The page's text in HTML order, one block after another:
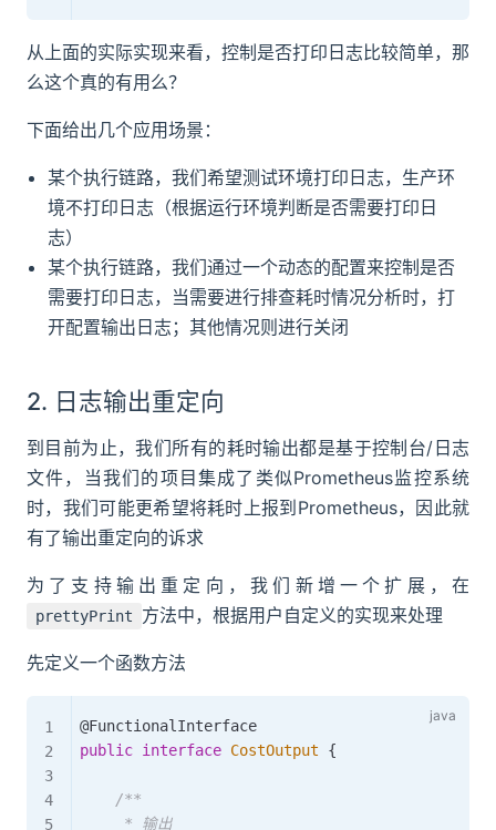
从上面的实际实现来看，控制是否打印日志比较简单，那
么这个真的有用么？
下面给出几个应用场景：
某个执行链路，我们希望测试环境打印日志，生产环
境不打印日志（根据运行环境判断是否需要打印日
志）
某个执行链路，我们通过一个动态的配置来控制是否
需要打印日志，当需要进行排查耗时情况分析时，打
开配置输出日志；其他情况则进行关闭
2. 日志输出重定向
到目前为止，我们所有的耗时输出都是基于控制台/日志
文件，当我们的项目集成了类似Prometheus监控系统
时，我们可能更希望将耗时上报到Prometheus，因此就
有了输出重定向的诉求
为了支持输出重定向，我们新增一个扩展，在
prettyPrint 方法中，根据用户自定义的实现来处理
先定义一个函数方法
@FunctionalInterface
public interface CostOutput {
/**
     * 输出